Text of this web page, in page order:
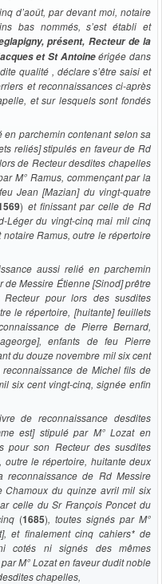
d’août, par devant moi, notaire
bas nommés, s’est établi et
présent, Recteur de la
et St Antoineérigée dans
qualité , déclare s’être saisi et
et reconnaissances ci-après
et sur lesquels sont fondés
parchemin contenant selon sa
reliés] stipulés en faveur de Rd
de Recteur desdites chapelles
M° Ramus, commençant par la
Jean [Mazian] du vingt-quatre
) et finissant par celle de Rd
Léger du vingt-cinq mai mil cinq
Ramus, outre le répertoire
aussi relié en parchemin
de Messire Étienne [Sinod] prêtre
pour lors des susdites
le répertoire, [huitante] feuillets
de Pierre Bernard,
enfants de feu Pierre
du douze novembre mil six cent
de Michel fils de
six cent vingt-cinq, signée enfin
de reconnaissance desdites
est] stipulé par M° Lozat en
pour son Recteur des susdites
le répertoire, huitante deux
reconnaissance de Rd Messire
Chamoux du quinze avril mil six
celle du Sr François Poncet du
(1685), toutes signés par M°
et finalement cinq cahiers* de
cotés ni signés des mêmes
M° Lozat en faveur dudit noble
chapelles,